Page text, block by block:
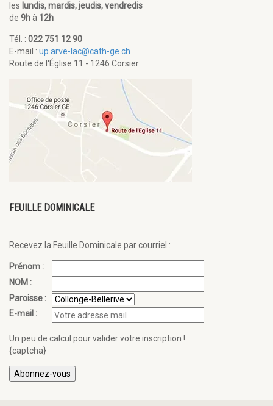
les lundis, mardis, jeudis, vendredis
de 9hà 12h
Tél. : 022 751 12 90
E-mail : up.arve-lac@cath-ge.ch
Route de l'Église 11 - 1246 Corsier
FEUILLE DOMINICALE
Recevez la Feuille Dominicale par courriel :
Prénom :
NOM :
Paroisse :
E-mail :
Un peu de calcul pour valider votre inscription !
{captcha}